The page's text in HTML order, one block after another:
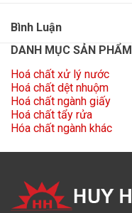
Bình Luận
DANH MỤC SẢN PHẨM
Hoá chất xử lý nước
Hoá chất dệt nhuộm
Hoá chất ngành giấy
Hoá chất tẩy rửa
Hóa chất ngành khác